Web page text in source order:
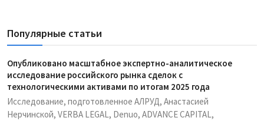
Популярные статьи
Опубликовано масштабное экспертно-аналитическое
исследование российского рынка сделок с
технологическими активами по итогам 2025 года
Исследование, подготовленное АЛРУД, Анастасией
Нерчинской, VERBA LEGAL, Denuo, ADVANCE CAPITAL,